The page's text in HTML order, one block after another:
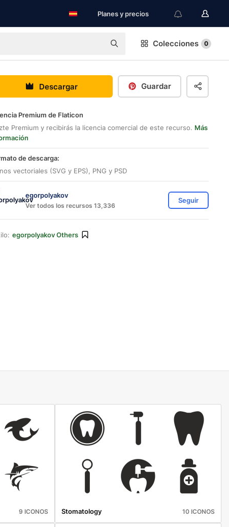
Planes y precios
Colecciones 0
Descargar Guardar
Premium de Flaticon
Premium y recibirás la licencia comercial de este recurso. Más
de descarga:
vectoriales (SVG y EPS), PNG y PSD
egorpolyakov
Ver todos los recursos 13,336
Seguir
egorpolyakov Others
9 ICONOS Stomatology 10 ICONOS